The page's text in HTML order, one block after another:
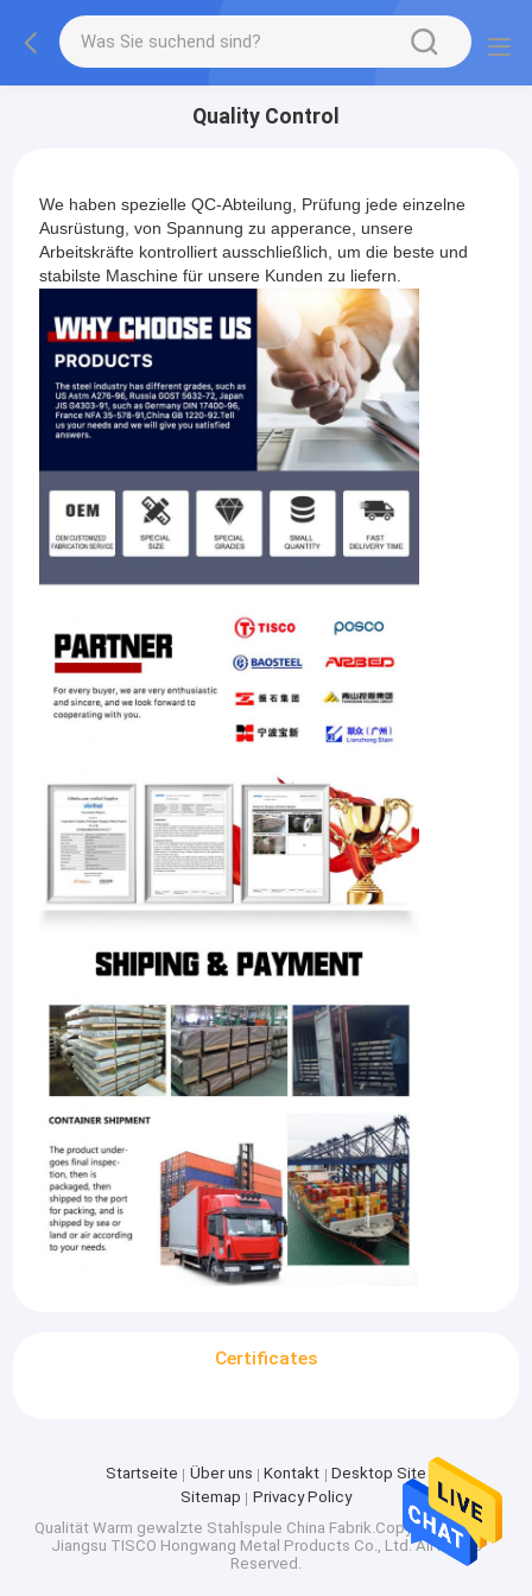
Quality Control
We haben spezielle QC-Abteilung, Prüfung jede einzelne
Ausrüstung, von Spannung zu apperance, unsere
Arbeitskräfte kontrolliert ausschließlich, um die beste und
stabilste Maschine für unsere Kunden zu liefern.
Certificates
Startseite Über uns Kontakt
Desktop Site
Sitemap
Privacy Policy
Qualität Warm gewalzte Stahlspule China Fabrik.Copyright © 2025
Jiangsu TISCO Hongwang Metal Products Co., Ltd. All Rights
Reserved.